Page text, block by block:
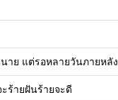
าย แต่รอหลายวันภายหลัง
ร้ายฝันร้ายจะดี